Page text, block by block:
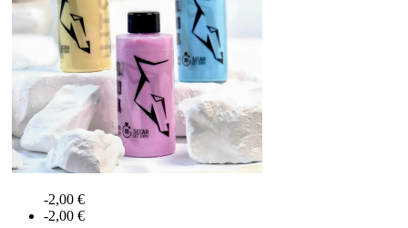
-2,00 €
-2,00 €